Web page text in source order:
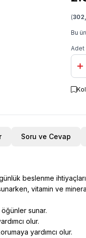
(
Bu
Adet
Soru ve Cevap
beslenme
vitamin ve
sunar.
olur.
yardımcı olur.